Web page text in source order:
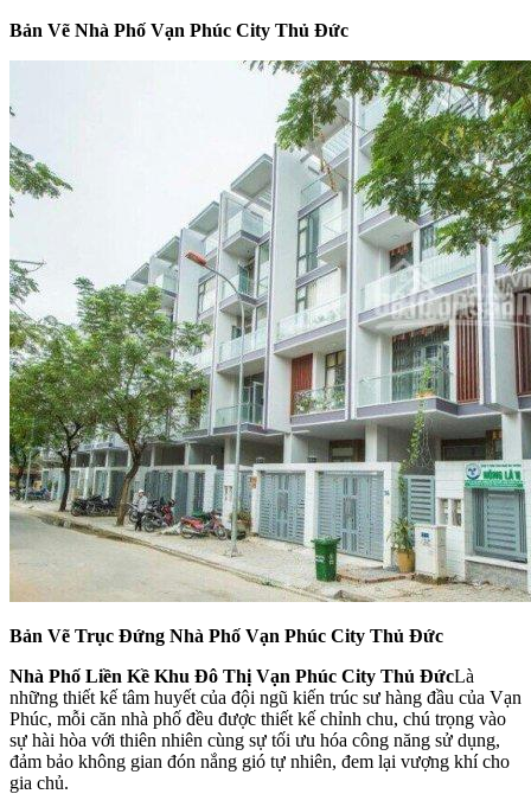
Bản Vẽ Nhà Phố Vạn Phúc City Thủ Đức
Bản Vẽ Trục Đứng Nhà Phố Vạn Phúc City Thủ Đức
Nhà Phố Liền Kề Khu Đô Thị Vạn Phúc City Thủ ĐứcLà
những thiết kế tâm huyết của đội ngũ kiến trúc sư hàng đầu của Vạn
Phúc, mỗi căn nhà phố đều được thiết kế chỉnh chu, chú trọng vào
sự hài hòa với thiên nhiên cùng sự tối ưu hóa công năng sử dụng,
đảm bảo không gian đón nắng gió tự nhiên, đem lại vượng khí cho
gia chủ.